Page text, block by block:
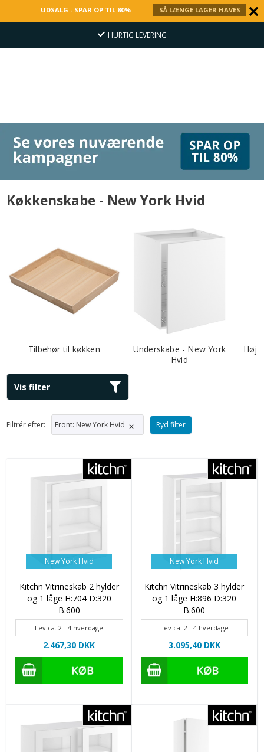
UDSALG - SPAR OP TIL 80% SÅ LÆNGE LAGER HAVES
HURTIG LEVERING
Køkkenskabe - New York Hvid
Tilbehør til køkken
Underskabe - New York
Hvid
Vis filter
Filtrér efter: Front: New York Hvid ✕ Ryd filter
New York Hvid
Kitchn Vitrineskab 2 hylder
og 1 låge H:704 D:320
B:600
Lev ca. 2 - 4 hverdage
2.467,30 DKK
New York Hvid
Kitchn Vitrineskab 3 hylder
og 1 låge H:896 D:320
B:600
Lev ca. 2 - 4 hverdage
3.095,40 DKK